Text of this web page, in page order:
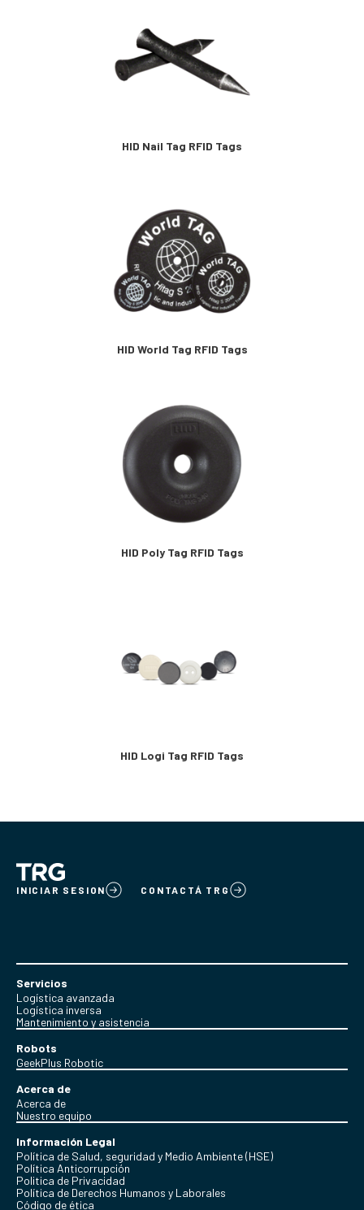
HID Nail Tag RFID Tags
HID World Tag RFID Tags
HID Poly Tag RFID Tags
HID Logi Tag RFID Tags
INICIAR SESION CONTACTÁ TRG
Servicios
Logística avanzada
Logística inversa
Mantenimiento y asistencia
Robots
GeekPlus Robotic
Acerca de
Acerca de
Nuestro equipo
Información Legal
Política de Salud, seguridad y Medio Ambiente (HSE)
Política Anticorrupción
Politica de Privacidad
Política de Derechos Humanos y Laborales
Código de ética